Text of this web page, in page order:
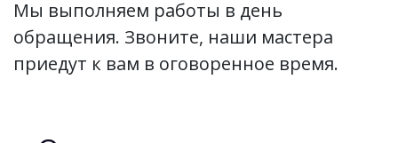
Мы выполняем работы в день
обращения. Звоните, наши мастера
приедут к вам в оговоренное время.